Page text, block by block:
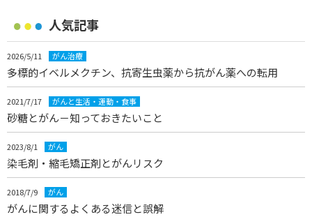
人気記事
2026/5/11 がん治療
多標的イベルメクチン、抗寄生虫薬から抗がん薬への転用
2021/7/17 がんと生活・運動・食事
砂糖とがん－知っておきたいこと
2023/8/1 がん
染毛剤・縮毛矯正剤とがんリスク
2018/7/9 がん
がんに関するよくある迷信と誤解